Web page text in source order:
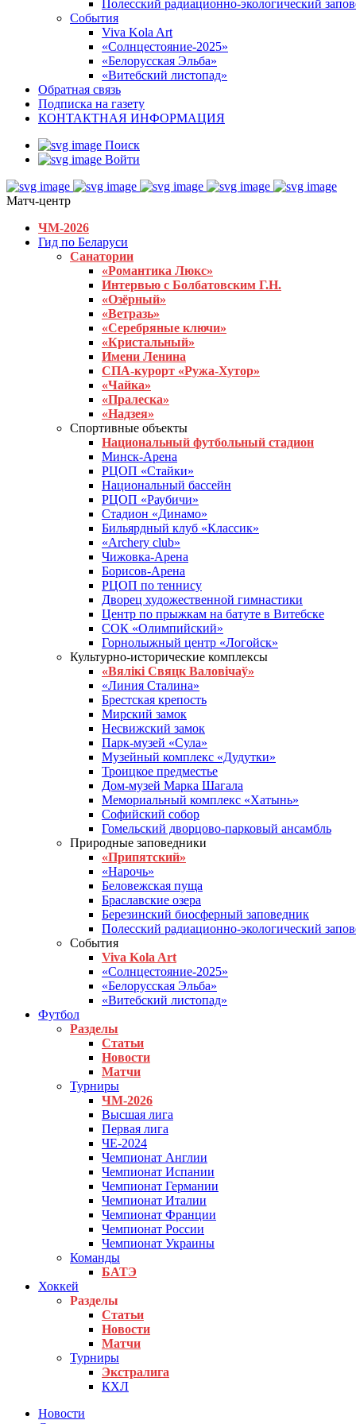
Полесский радиационно-экологический
События
Viva Kola Art
«Солнцестояние-2025»
«Белорусская Эльба»
«Витебский листопад»
Обратная связь
Подписка на газету
КОНТАКТНАЯ ИНФОРМАЦИЯ
Поиск
Войти
Матч-центр
ЧМ-2026
Гид по Беларуси
Санатории
«Романтика Люкс»
Интервью с Болбатовским Г.Н.
«Озёрный»
«Ветразь»
«Серебряные ключи»
«Кристальный»
Имени Ленина
СПА-курорт «Ружа-Хутор»
«Чайка»
«Пралеска»
«Надзея»
Спортивные объекты
Национальный футбольный стадион
Минск-Арена
РЦОП «Стайки»
Национальный бассейн
РЦОП «Раубичи»
Стадион «Динамо»
Бильярдный клуб «Классик»
«Archery club»
Чижовка-Арена
Борисов-Арена
РЦОП по теннису
Дворец художественной гимнастики
Центр по прыжкам на батуте в Витебске
СОК «Олимпийский»
Горнолыжный центр «Логойск»
Культурно-исторические комплексы
«Вялікі Свяцк Валовічаў»
«Линия Сталина»
Брестская крепость
Мирский замок
Несвижский замок
Парк-музей «Сула»
Музейный комплекс «Дудутки»
Троицкое предместье
Дом-музей Марка Шагала
Мемориальный комплекс «Хатынь»
Софийский собор
Гомельский дворцово-парковый ансамбль
Природные заповедники
«Припятский»
«Нарочь»
Беловежская пуща
Браславские озера
Березинский биосферный заповедник
Полесский радиационно-экологический
События
Viva Kola Art
«Солнцестояние-2025»
«Белорусская Эльба»
«Витебский листопад»
Футбол
Разделы
Статьи
Новости
Матчи
Турниры
ЧМ-2026
Высшая лига
Первая лига
ЧЕ-2024
Чемпионат Англии
Чемпионат Испании
Чемпионат Германии
Чемпионат Италии
Чемпионат Франции
Чемпионат России
Чемпионат Украины
Команды
БАТЭ
Хоккей
Разделы
Статьи
Новости
Матчи
Турниры
Экстралига
КХЛ
Новости